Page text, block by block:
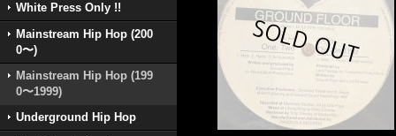
White Press Only !!
Mainstream Hip Hop (200
0〜)
Mainstream Hip Hop (199
0〜1999)
Underground Hip Hop